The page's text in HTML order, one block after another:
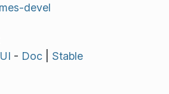
devel
- Doc| Stable